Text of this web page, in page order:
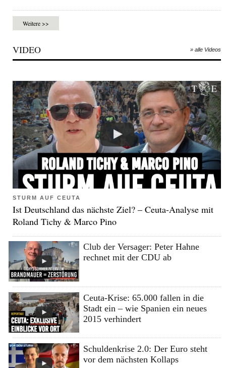
Weitere >>
VIDEO » alle Videos
STURM AUF CEUTA
Ist Deutschland das nächste Ziel? – Ceuta-Analyse mit
Roland Tichy & Marco Pino
Club der Versager: Peter Hahne
rechnet mit der CDU ab
Ceuta-Krise: 65.000 fallen in die
Stadt ein – wie Spanien ein neues
2015 verhindert
Schuldenkrise 2.0: Der Euro steht
vor dem nächsten Kollaps